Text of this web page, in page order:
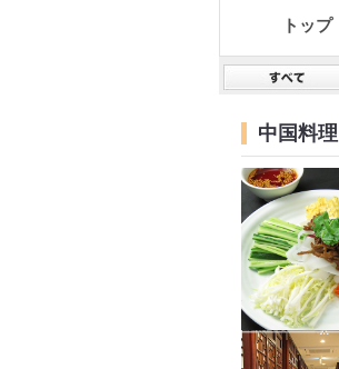
トップ
中国料